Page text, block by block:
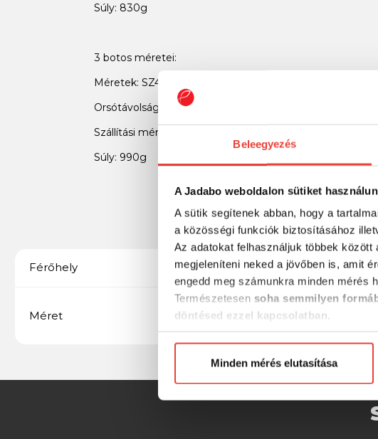
Beleegyezés
A Jadabo weboldalon sütiket
A sütik segítenek abban, hogy a
a közösségi funkciók biztosításához
Az adatokat felhasználjuk többek között
megjeleníteni neked a jövőben is, amit
engedd meg számunkra minden mérés
Természetesen soha semmilyen
döntésed ezzel kapcsolatban.
Előre is köszönjük!
Minden mérés elutasítása
Súly: 830g
3 botos méretei:
Méretek: SZ42,5 L68-97 H21,5-40CM
Orsótávolság: 17,5 cm
Szállítási méretek: W57 H10 D18CM
Súly: 990g
Férőhely 3 botos
Méret
SZ42,5 L68-97 H21,5-